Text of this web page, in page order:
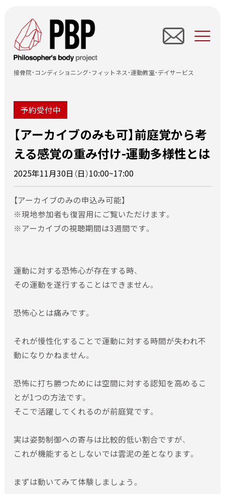
TOP
すずき接骨院
wise kids
wise fit
所在地情報
お知らせ情報
セミナー情報
お問い合わせ
接骨院・コンディショニング・フィットネス・運動教室・デイサービス
予約受付中
【アーカイブのみも可】前庭覚から考
える感覚の重み付け-運動多様性とは
2025年11月30日（日）10:00~17:00
【アーカイブのみの申込み可能】
※現地参加者も復習用にご覧いただけます。
※アーカイブの視聴期間は3週間です。
運動に対する恐怖心が存在する時、
その運動を遂行することはできません。
恐怖心とは痛みです。
それが慢性化することで運動に対する時間が失われ不
動になりかねません。
恐怖に打ち勝つためには空間に対する認知を高めるこ
とが1つの方法です。
そこで活躍してくれるのが前庭覚です。
実は姿勢制御への寄与は比較的低い割合ですが、
これが機能するとしないでは雲泥の差となります。
まずは動いてみて体験しましょう。
セミナー開催中止について
・天災及びその他やむを得ない事情により、セミナー開催中止
にさせていただく場合がございます。その場合、電話・メール・
ＦＡＸのいずれかにより連絡差し上げます。
します。受講者がご利用された交通機関の費用は当方では負
担致しかねます。
だく場合がございます。その場合、電話・メール・ＦＡＸのいず
れかにより連絡差し上げます。
どのキャンセル料・払い戻しなどは致しかねますのでご了承
セミナー受講料の支払いについて
方にて振込確認が出来次第、セミナー申込み完了と致します。
振込み確認後、申込み完了のメールを送らせて頂きます。振込
名義人の確認が取れない場合など、申込完了できない場合は、
連絡を致しませんので、振込み後1週間経過してもメールがな
また、振込の際の手数料につきましては受講者負担とさせて
いただきます。
ＡＸのいずれかにより連絡させていただきます。期限内に受